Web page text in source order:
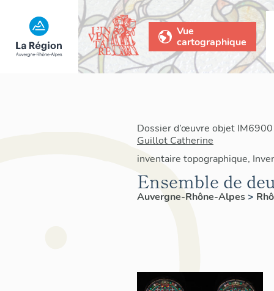
Vue
cartographique
Dossier d’œuvre objet
Guillot Catherine
inventaire topographique,
Ensemble de
Auvergne-Rhône-Alpes>